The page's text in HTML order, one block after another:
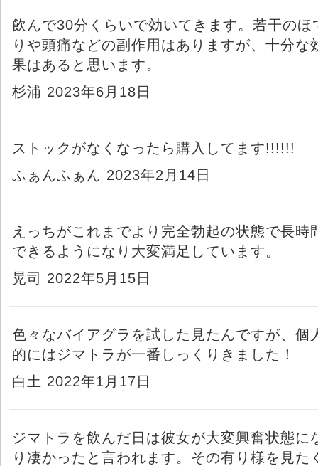
飲んで30分くらいで効いてきます。若干のほ
りや頭痛などの副作用はありますが、十分な
果はあると思います。
杉浦 2023年6月18日
ストックがなくなったら購入してます!!!!!!
ふぁんふぁん 2023年2月14日
えっちがこれまでより完全勃起の状態で長時
できるようになり大変満足しています。
晃司 2022年5月15日
色々なバイアグラを試した見たんですが、個
的にはジマトラが一番しっくりきました！
白土 2022年1月17日
ジマトラを飲んだ日は彼女が大変興奮状態に
り凄かったと言われます。その有り様を見た